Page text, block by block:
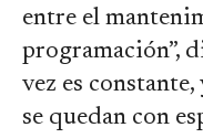
entre el
programación”,
vez es
se quedan con